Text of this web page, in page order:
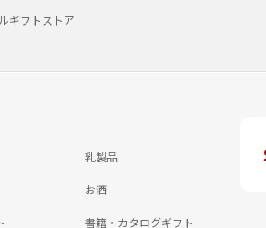
ギフトストア
乳製品
お酒
書籍・カタログギフト